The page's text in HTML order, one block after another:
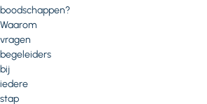
boodschappen?
Waarom
vragen
begeleiders
bij
iedere
stap